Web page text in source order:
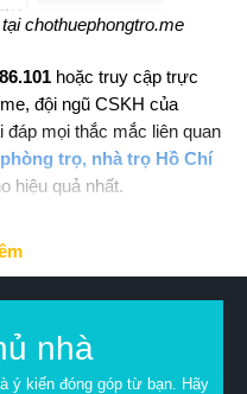
chothuephongtro.me
hoặc truy cập trực
đội ngũ CSKH của
đáp mọi thắc mắc liên quan
trọ, nhà trọ Hồ Chí
hiệu quả nhất.
nhà
ý kiến đóng góp từ bạn. Hãy